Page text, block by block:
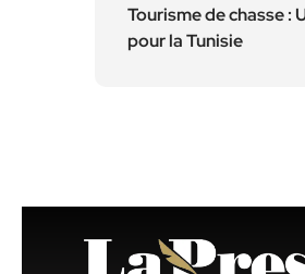
Tourisme de chasse :
pour la Tunisie